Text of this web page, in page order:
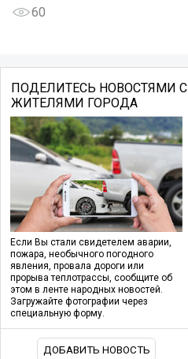
60
ПОДЕЛИТЕСЬ НОВОСТЯМИ С
ЖИТЕЛЯМИ ГОРОДА
Если Вы стали свидетелем аварии,
пожара, необычного погодного
явления, провала дороги или
прорыва теплотрассы, сообщите об
этом в ленте народных новостей.
Загружайте фотографии через
специальную форму.
ДОБАВИТЬ НОВОСТЬ